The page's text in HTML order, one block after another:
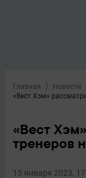
Главная
Новости
«Вест Хэм»
«Вест
тренеров
15 января 2023,